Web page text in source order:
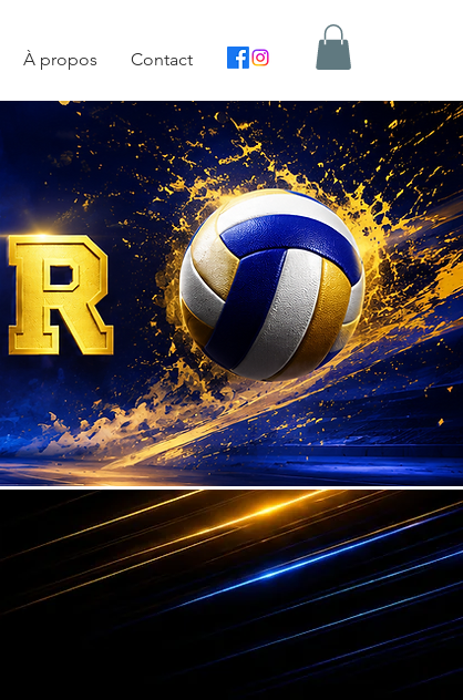
À propos Contact